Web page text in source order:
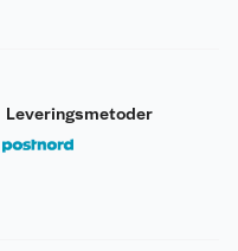
Leveringsmetoder